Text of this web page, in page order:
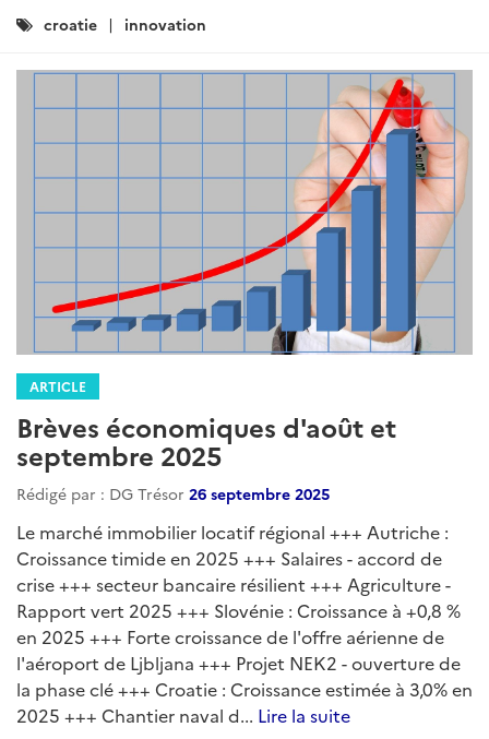
Catégories
croatie innovation
ARTICLE
Brèves économiques d'août et
septembre 2025
Rédigé par : DG Trésor 26 septembre 2025
Le marché immobilier locatif régional +++ Autriche :
Croissance timide en 2025 +++ Salaires - accord de
crise +++ secteur bancaire résilient +++ Agriculture -
Rapport vert 2025 +++ Slovénie : Croissance à +0,8 %
en 2025 +++ Forte croissance de l'offre aérienne de
l'aéroport de Ljbljana +++ Projet NEK2 - ouverture de
la phase clé +++ Croatie : Croissance estimée à 3,0% en
2025 +++ Chantier naval d... Lire la suite